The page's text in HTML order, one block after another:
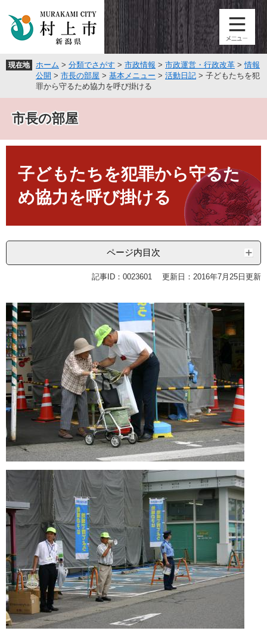
頭
飛
へ
現在地 ホーム > 分類でさがす > 市政情報 > 市政運営・行政改革 >情報
公開 > 市長の部屋 > 基本メニュー > 活動日記 > 子どもたちを犯
罪から守るため協力を呼び掛ける
市長の部屋
子どもたちを犯罪から守るた
め協力を呼び掛ける
ページ内目次
記事ID：0023601 更新日：2016年7月25日更新